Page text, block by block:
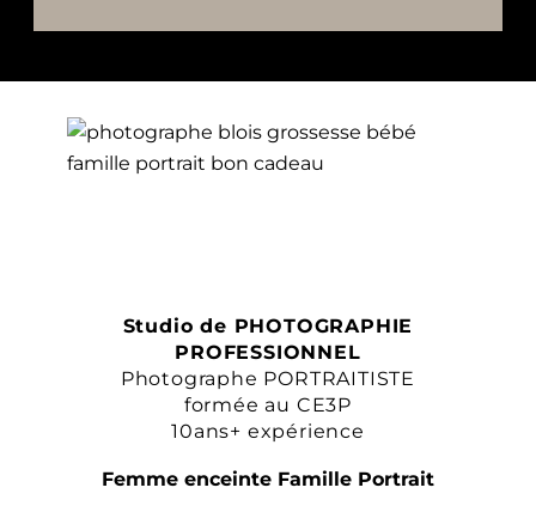
Studio de PHOTOGRAPHIE
PROFESSIONNEL
Photographe PORTRAITISTE
formée au CE3P
10ans+ expérience
Femme enceinte Famille Portrait